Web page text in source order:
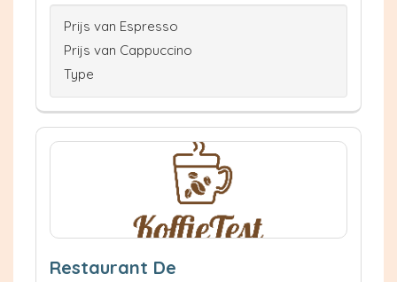
Prijs van Espresso
Prijs van Cappuccino
Type
Restaurant De